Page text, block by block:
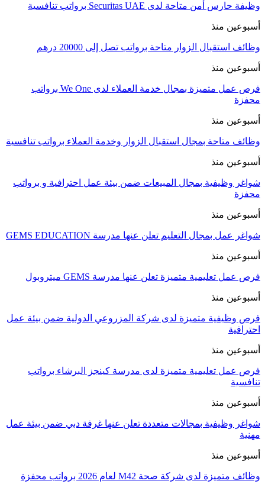
وظيفة حارس أمن متاحة لدى Securitas UAE برواتب تنافسية
أسبوعين منذ
وظائف استقبال الزوار متاحة برواتب تصل إلى 20000 درهم
أسبوعين منذ
فرص عمل متميزة بمجال خدمة العملاء لدى We One برواتب
محفزة
أسبوعين منذ
وظائف متاحة بمجال استقبال الزوار وخدمة العملاء برواتب تنافسية
أسبوعين منذ
شواغر وظيفية بمجال المبيعات ضمن بيئة عمل احترافية و برواتب
محفزة
أسبوعين منذ
شواغر عمل بمجال التعليم تعلن عنها مدرسة GEMS EDUCATION
أسبوعين منذ
فرص عمل تعليمية متميزة تعلن عنها مدرسة GEMS ميتروبول
أسبوعين منذ
فرص وظيفية متميزة لدى شركة المزروعي الدولية ضمن بيئة عمل
احترافية
أسبوعين منذ
فرص عمل تعليمية متميزة لدى مدرسة كينجز البرشاء برواتب
تنافسية
أسبوعين منذ
شواغر وظيفية بمجالات متعددة تعلن عنها غرفة دبي ضمن بيئة عمل
مهنية
أسبوعين منذ
وظائف متميزة لدى شركة صحة M42 لعام 2026 برواتب محفزة